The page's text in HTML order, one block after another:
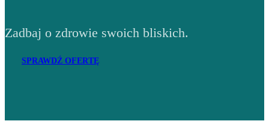
Zadbaj o zdrowie swoich bliskich.
SPRAWDŹ OFERTĘ